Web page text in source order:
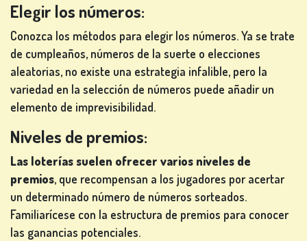
Elegir los números:
Conozca los métodos para elegir los números. Ya se trate
de cumpleaños, números de la suerte o elecciones
aleatorias, no existe una estrategia infalible, pero la
variedad en la selección de números puede añadir un
elemento de imprevisibilidad.
Niveles de premios:
Las loterías suelen ofrecer varios niveles de
premios, que recompensan a los jugadores por acertar
un determinado número de números sorteados.
Familiarícese con la estructura de premios para conocer
las ganancias potenciales.